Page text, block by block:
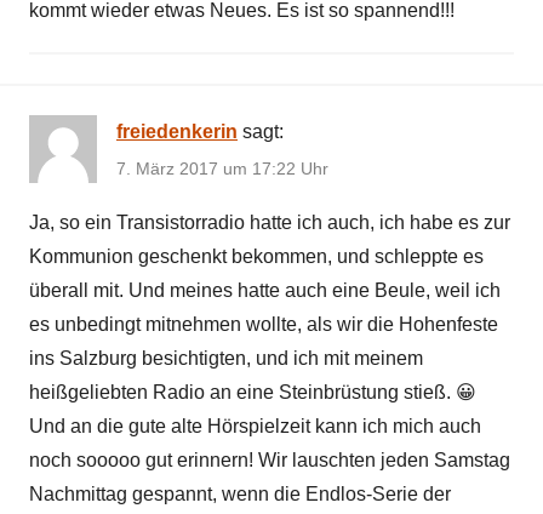
kommt wieder etwas Neues. Es ist so spannend!!!
freiedenkerin sagt:
7. März 2017 um 17:22 Uhr
Ja, so ein Transistorradio hatte ich auch, ich habe es zur
Kommunion geschenkt bekommen, und schleppte es
überall mit. Und meines hatte auch eine Beule, weil ich
es unbedingt mitnehmen wollte, als wir die Hohenfeste
ins Salzburg besichtigten, und ich mit meinem
heißgeliebten Radio an eine Steinbrüstung stieß. 😀
Und an die gute alte Hörspielzeit kann ich mich auch
noch sooooo gut erinnern! Wir lauschten jeden Samstag
Nachmittag gespannt, wenn die Endlos-Serie der